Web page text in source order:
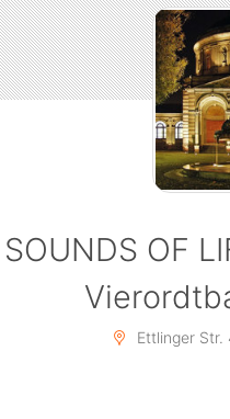
SOUNDS OF
Ettlinger